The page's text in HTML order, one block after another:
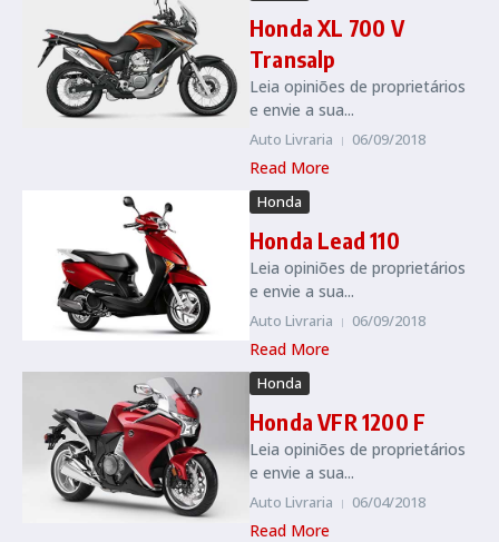
Honda XL 700 V
Transalp
Leia opiniões de proprietários
e envie a sua...
Auto Livraria 06/09/2018
Read More
Honda
Honda Lead 110
Leia opiniões de proprietários
e envie a sua...
Auto Livraria 06/09/2018
Read More
Honda
Honda VFR 1200 F
Leia opiniões de proprietários
e envie a sua...
Auto Livraria 06/04/2018
Read More